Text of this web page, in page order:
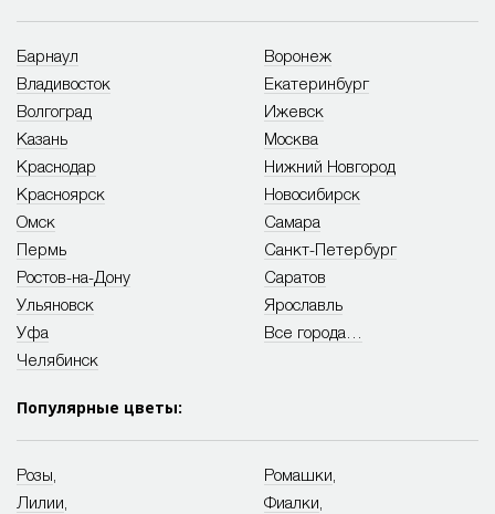
Барнаул
Владивосток
Волгоград
Воронеж
Екатеринбург
Ижевск
Казань
Краснодар
Красноярск
Москва
Нижний Новгород
Новосибирск
Омск
Пермь
Ростов-на-Дону
Самара
Санкт-Петербург
Саратов
Ульяновск
Уфа
Челябинск
Ярославль
Все города…
Популярные цветы:
Розы
Лилии
Ромашки
Фиалки